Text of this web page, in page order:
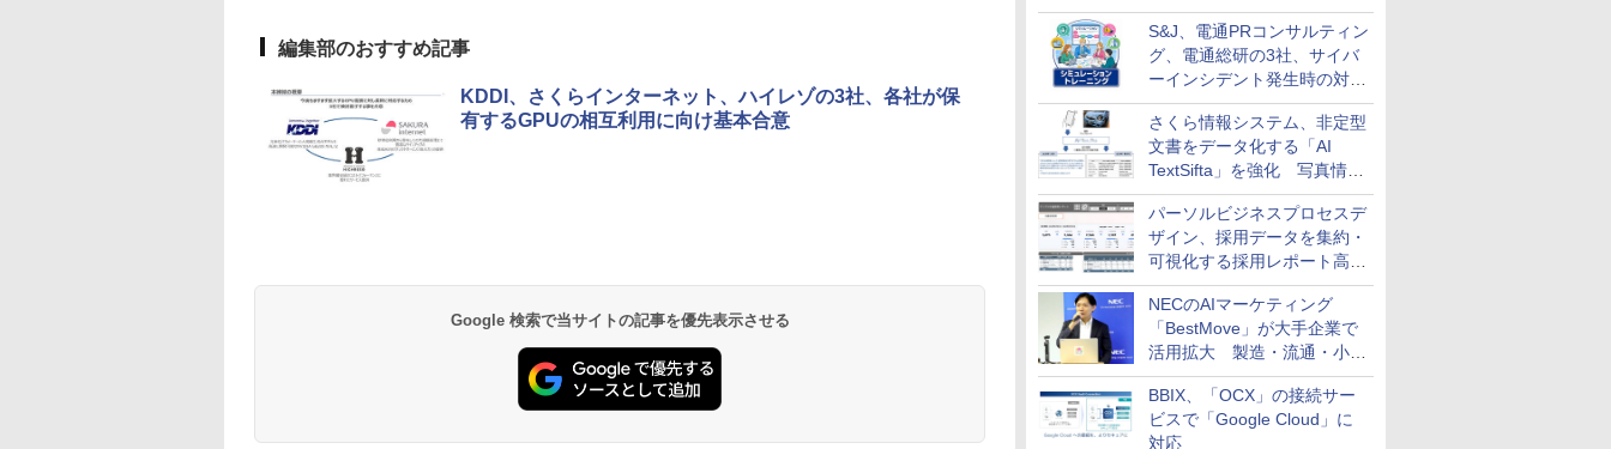
S&J、電通PRコンサルティン
グ、電通総研の3社、サイバ
ーインシデント発生時の対応
と危機管理広報を一体的に訓
練するプログラムを提供
さくら情報システム、非定型
文書をデータ化する「AI
TextSifta」を強化 写真情報
のデータ化などに対応
パーソルビジネスプロセスデ
ザイン、採用データを集約・
可視化する採用レポート高速
化サービスを提供
NECのAIマーケティング
「BestMove」が大手企業で
活用拡大 製造・流通・小売
企業・広告代理店などが実装
フェーズへ
BBIX、「OCX」の接続サー
ビスで「Google Cloud」に
対応
編集部のおすすめ記事
KDDI、さくらインターネット、ハイレゾの3社、各社が保
有するGPUの相互利用に向け基本合意
Google 検索で当サイトの記事を優先表示させる